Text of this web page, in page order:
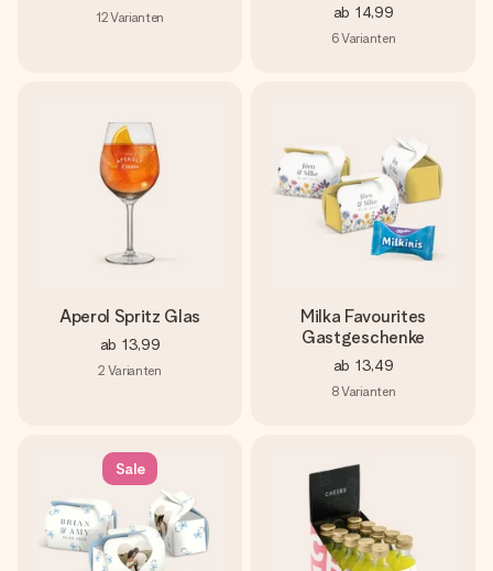
12Varianten ab 14,99
6Varianten
Aperol Spritz Glas
ab 13,99
2 Varianten
Milka Favourites
Gastgeschenke
ab 13,49
8Varianten
Sale